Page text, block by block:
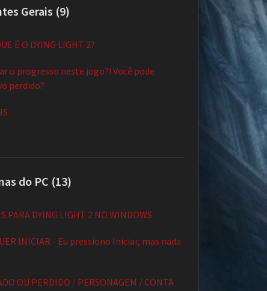
Gerais (9)
É O DYING LIGHT 2?
o progresso neste jogo?! Você pode
perdido?
do PC (13)
PARA DYING LIGHT 2 NO WINDOWS
INICIAR - Eu pressiono Iniciar, mas nada
OU PERDIDO / PERSONAGEM / CONTA